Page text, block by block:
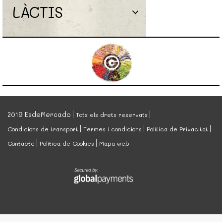
LÀCTIS
2019 EsdeMercado
Tots els drets reservats
Condicions de transport
Termes i condicions
Política de Privacitat
Contacte
Política de Cookies Mapa web